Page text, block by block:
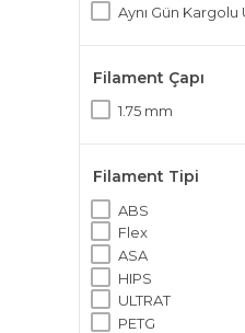
Aynı Gün Kargolu
Filament Çapı
1.75 mm
Filament Tipi
ABS
Flex
ASA
HIPS
ULTRAT
PETG